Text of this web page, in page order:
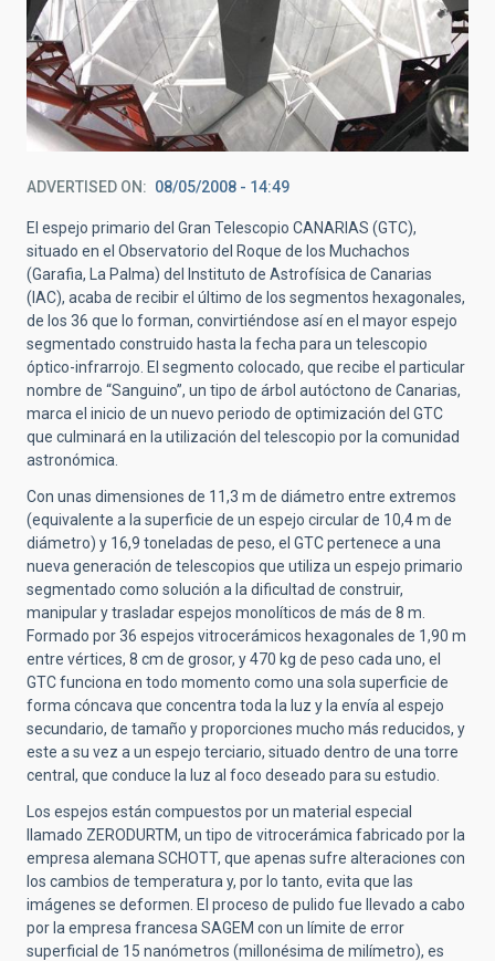
ADVERTISED ON 08/05/2008 - 14:49
El espejo primario del Gran Telescopio CANARIAS (GTC),
situado en el Observatorio del Roque de los Muchachos
(Garafia, La Palma) del Instituto de Astrofísica de Canarias
(IAC), acaba de recibir el último de los segmentos hexagonales,
de los 36 que lo forman, convirtiéndose así en el mayor espejo
segmentado construido hasta la fecha para un telescopio
óptico-infrarrojo. El segmento colocado, que recibe el particular
nombre de “Sanguino”, un tipo de árbol autóctono de Canarias,
marca el inicio de un nuevo periodo de optimización del GTC
que culminará en la utilización del telescopio por la comunidad
astronómica.
Con unas dimensiones de 11,3 m de diámetro entre extremos
(equivalente a la superficie de un espejo circular de 10,4 m de
diámetro) y 16,9 toneladas de peso, el GTC pertenece a una
nueva generación de telescopios que utiliza un espejo primario
segmentado como solución a la dificultad de construir,
manipular y trasladar espejos monolíticos de más de 8 m.
Formado por 36 espejos vitrocerámicos hexagonales de 1,90 m
entre vértices, 8 cm de grosor, y 470 kg de peso cada uno, el
GTC funciona en todo momento como una sola superficie de
forma cóncava que concentra toda la luz y la envía al espejo
secundario, de tamaño y proporciones mucho más reducidos, y
este a su vez a un espejo terciario, situado dentro de una torre
central, que conduce la luz al foco deseado para su estudio.
Los espejos están compuestos por un material especial
llamado ZERODURTM, un tipo de vitrocerámica fabricado por la
empresa alemana SCHOTT, que apenas sufre alteraciones con
los cambios de temperatura y, por lo tanto, evita que las
imágenes se deformen. El proceso de pulido fue llevado a cabo
por la empresa francesa SAGEM con un límite de error
superficial de 15 nanómetros (millonésima de milímetro), es